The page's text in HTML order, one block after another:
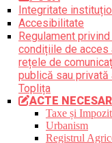
Integritate
Accesibilitate
Regulament
condițiile de acces
rețele de
publică sau privată
Toplița
ACTE
Taxe și
Urbanism
Registrul